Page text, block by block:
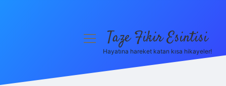
menüyüTaze Fikir Esintisi
Hayatına hareket katan kısa hikayeler!